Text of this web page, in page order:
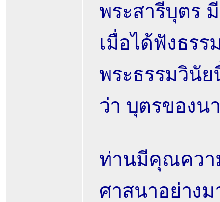
พระสารีบุตร
เมื่อได้ฟังธร
พระธรรมวินั
ว่า บุตรของน
ท่านมีคุณควา
ศาสนาอย่าง